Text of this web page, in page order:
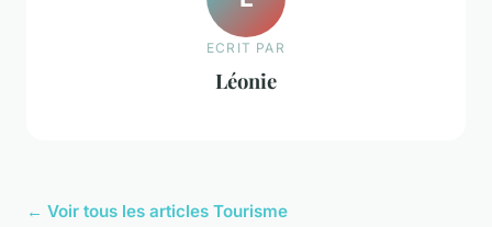
ECRIT PAR
Léonie
← Voir tous les articles Tourisme